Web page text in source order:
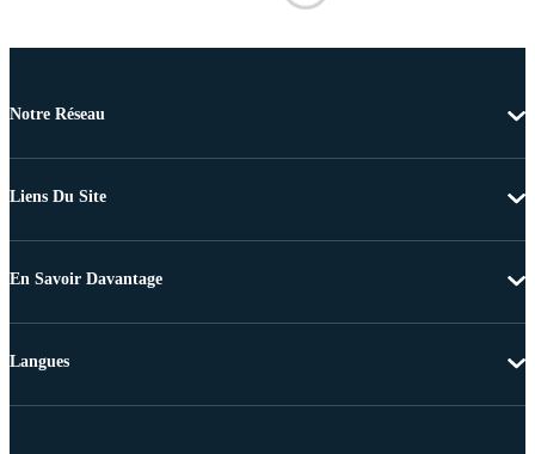
Notre Réseau
Liens Du Site
En Savoir Davantage
Langues